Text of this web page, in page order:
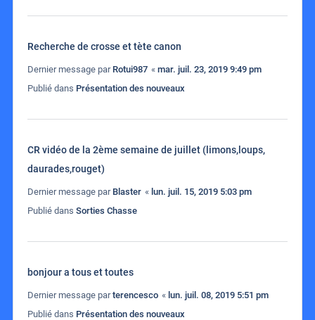
Recherche de crosse et tète canon
Dernier message par Rotui987 « mar. juil. 23, 2019 9:49 pm
Publié dans Présentation des nouveaux
CR vidéo de la 2ème semaine de juillet (limons,loups,
daurades,rouget)
Dernier message par Blaster « lun. juil. 15, 2019 5:03 pm
Publié dans Sorties Chasse
bonjour a tous et toutes
Dernier message parterencesco « lun. juil. 08, 2019 5:51 pm
Publié dans Présentation des nouveaux